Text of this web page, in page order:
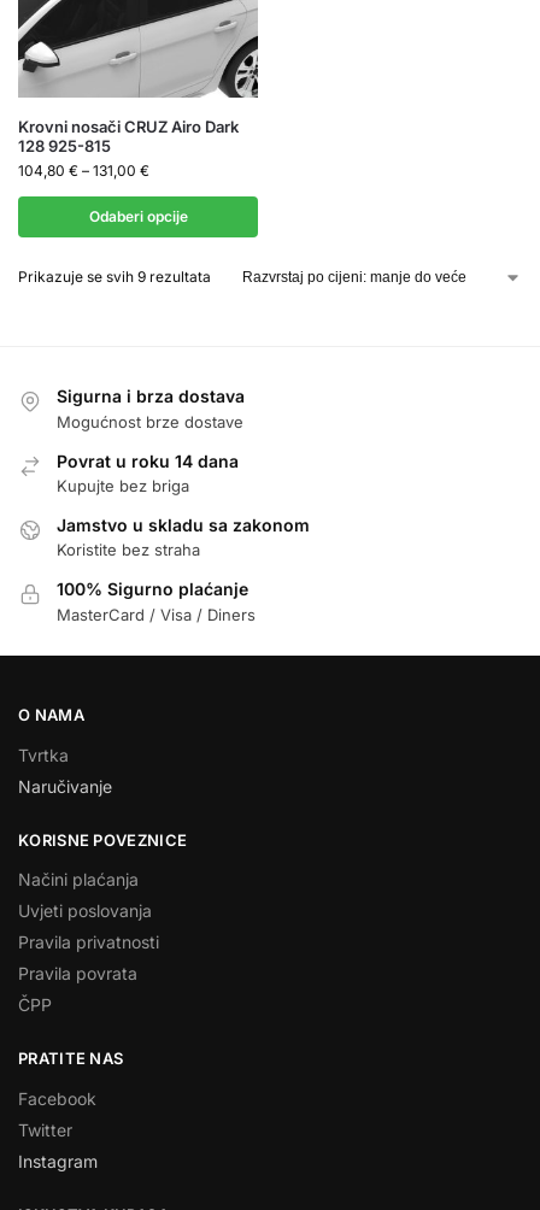
Krovni nosači CRUZ Airo Dark
128 925-815
104,80 € – 131,00 €
Odaberi opcije
Prikazuje se svih 9 rezultata
Sigurna i brza dostava
Mogućnost brze dostave
Povrat u roku 14 dana
Kupujte bez briga
Jamstvo u skladu sa zakonom
Koristite bez straha
100% Sigurno plaćanje
MasterCard / Visa / Diners
O NAMA
Tvrtka
Naručivanje
KORISNE POVEZNICE
Načini plaćanja
Uvjeti poslovanja
Pravila privatnosti
Pravila povrata
ČPP
PRATITE NAS
Facebook
Twitter
Instagram